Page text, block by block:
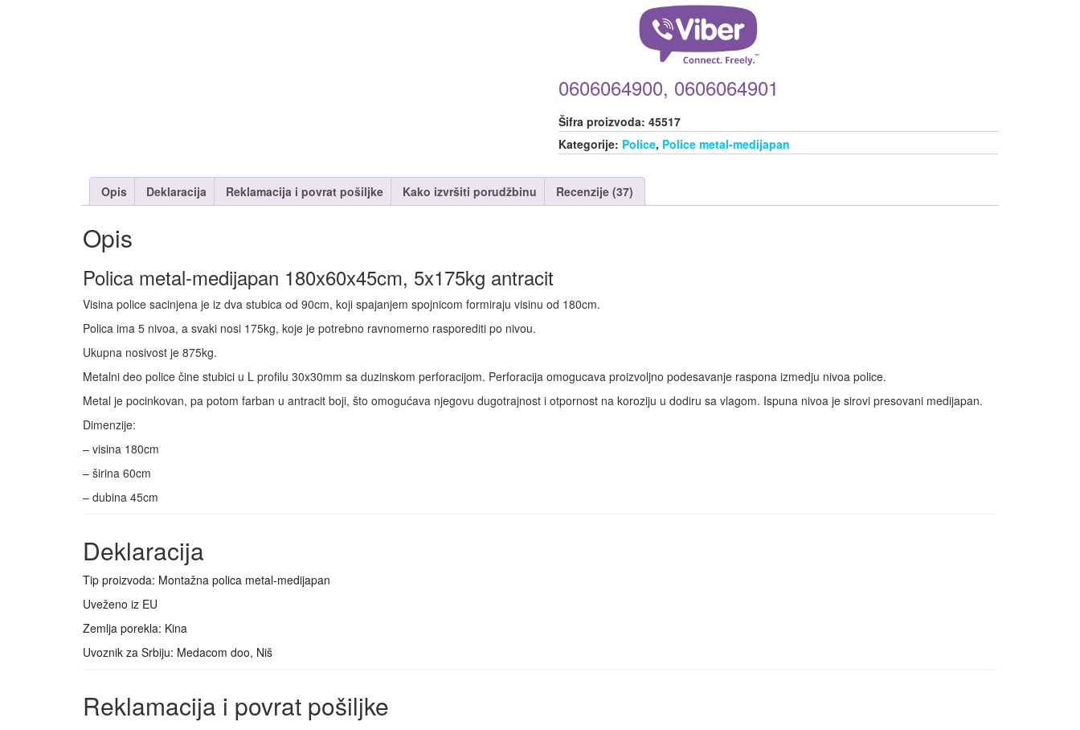
0606064900, 0606064901
Šifra proizvoda: 45517
Kategorije: Police, Police metal-medijapan
Opis Deklaracija Reklamacija i povrat pošiljke Kako izvršiti porudžbinu Recenzije (37)
Opis
Polica metal-medijapan 180x60x45cm, 5x175kg antracit
Visina police sacinjena je iz dva stubica od 90cm, koji spajanjem spojnicom formiraju visinu od 180cm.
Polica ima 5 nivoa, a svaki nosi 175kg, koje je potrebno ravnomerno rasporediti po nivou.
Ukupna nosivost je 875kg.
Metalni deo police čine stubici u L profilu 30x30mm sa duzinskom perforacijom. Perforacija omogucava proizvoljno podesavanje raspona izmedju nivoa police.
Metal je pocinkovan, pa potom farban u antracit boji, što omogućava njegovu dugotrajnost i otpornost na koroziju u dodiru sa vlagom. Ispuna nivoa je sirovi presovani medijapan.
Dimenzije:
– visina 180cm
– širina 60cm
– dubina 45cm
Deklaracija
Tip proizvoda: Montažna polica metal-medijapan
Uveženo iz EU
Zemlja porekla: Kina
Uvoznik za Srbiju: Medacom doo, Niš
Reklamacija i povrat pošiljke